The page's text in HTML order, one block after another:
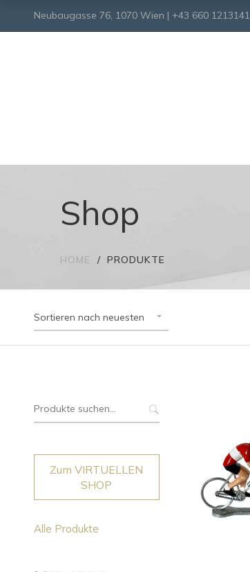
Neubaugasse 76, 1070 Wien | +43 660 1213141
Shop
HOME PRODUKTE
Sortieren nach neuesten
Suche
Zum VIRTUELLEN
SHOP
Alle Produkte